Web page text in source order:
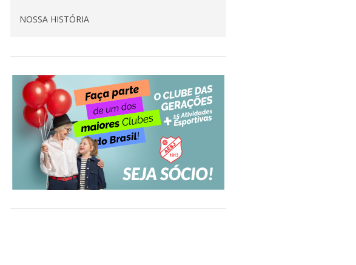
NOSSA HISTÓRIA